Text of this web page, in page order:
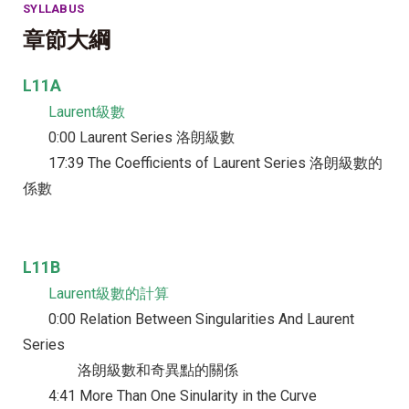
SYLLABUS
章節大綱
L11A
Laurent級數
0:00 Laurent Series 洛朗級數
17:39 The Coefficients of Laurent Series 洛朗級數的
係數
L11B
Laurent級數的計算
0:00 Relation Between Singularities And Laurent
Series
洛朗級數和奇異點的關係
4:41 More Than One Sinularity in the Curve